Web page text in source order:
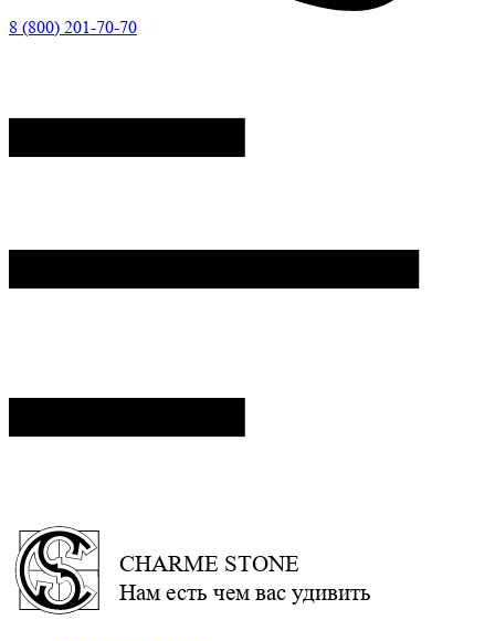
8 (800) 201-70-70
CHARME STONE
Нам есть чем вас удивить